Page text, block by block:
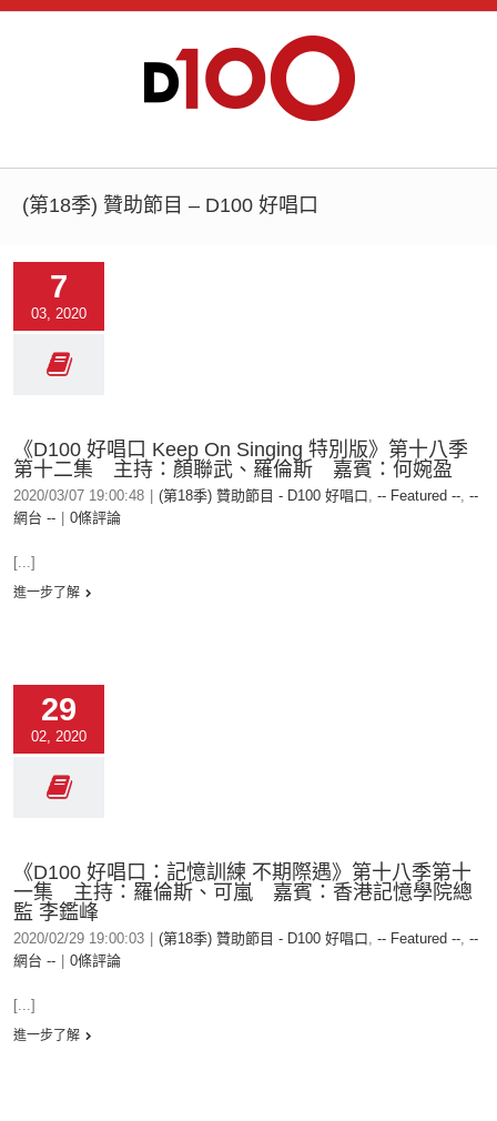
(第18季) 贊助節目 – D100 好唱口
7
03, 2020
《D100 好唱口 Keep On Singing 特別版》第十八季
第十二集 主持：顏聯武、羅倫斯 嘉賓：何婉盈
2020/03/07 19:00:48 (第18季) 贊助節目 - D100 好唱口, -- Featured --, --
網台 --
0條評論
[...]
進一步了解
29
02, 2020
《D100 好唱口：記憶訓練 不期際遇》第十八季第十
一集 主持：羅倫斯、可嵐 嘉賓：香港記憶學院總
監 李鑑峰
2020/02/29 19:00:03 (第18季) 贊助節目 - D100 好唱口, -- Featured --, --
網台 --
0條評論
[...]
進一步了解